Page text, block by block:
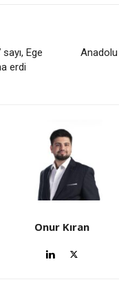
Ege
erdi
Anadolu
Onur Kıran